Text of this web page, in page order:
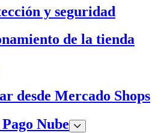
y seguridad
de la tienda
desde Mercado Shops
Nube